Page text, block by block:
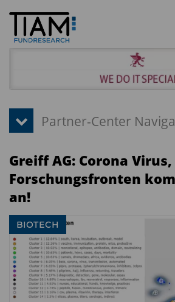
Greiff AG: Corona
Forschungsfronten
an!
BIOTECH